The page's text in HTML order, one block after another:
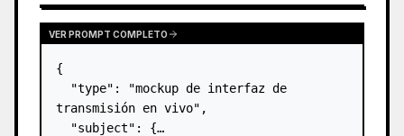
VER PROMPT COMPLETO
{
  "type": "mockup de interfaz de
transmisión en vivo",
  "subject": {